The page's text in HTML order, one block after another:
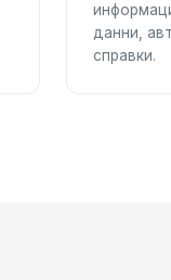
данни,
справки.